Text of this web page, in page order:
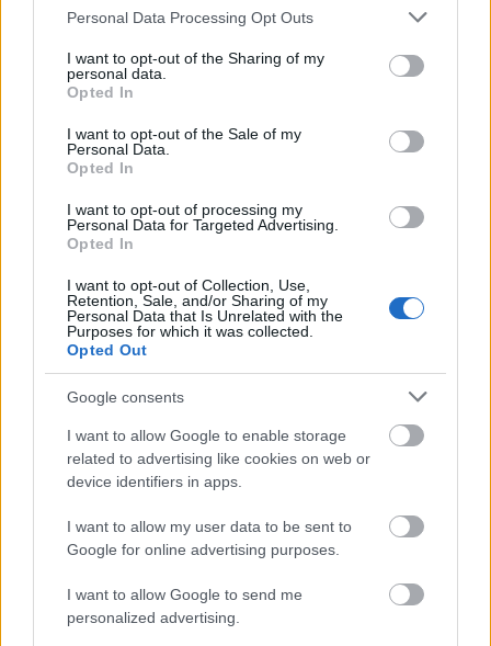
Please note that this website/app uses one or more Google
not limited to your visit or usage behaviour. You may click to
grant or deny consent to Google and its third-party tags to
use your data for below specified purposes in below Google
consent section.
Personal Data Processing Opt Outs
I want to opt-out of the Sharing of my
personal data.
Opted In
I want to opt-out of the Sale of my
Personal Data.
Opted In
I want to opt-out of processing my
Personal Data for Targeted Advertising.
Opted In
I want to opt-out of Collection, Use,
Retention, Sale, and/or Sharing of my
Personal Data that Is Unrelated with the
Purposes for which it was collected.
Opted Out
Google consents
I want to allow Google to enable storage
related to advertising like cookies on web or
device identifiers in apps.
I want to allow my user data to be sent to
Google for online advertising purposes.
I want to allow Google to send me
personalized advertising.
5 dolog, amit nem tudtál Rodolforól - 114
Kinek érdemes indulni a Csillag
születikben?
Szólj hozzá!
A hozzászóláshoz be kell lépned!
VAGY